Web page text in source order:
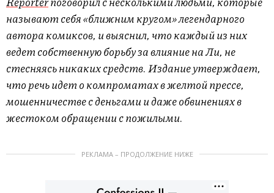
называют себя «ближним кругом» легендарного
автора комиксов, и выяснил, что каждый из них
ведет собственную борьбу за влияние на Ли, не
стесняясь никаких средств. Издание утверждает,
что речь идет о компроматах в желтой прессе,
мошенничестве с деньгами и даже обвинениях в
жестоком обращении с пожилыми.
РЕКЛАМА – ПРОДОЛЖЕНИЕ НИЖЕ